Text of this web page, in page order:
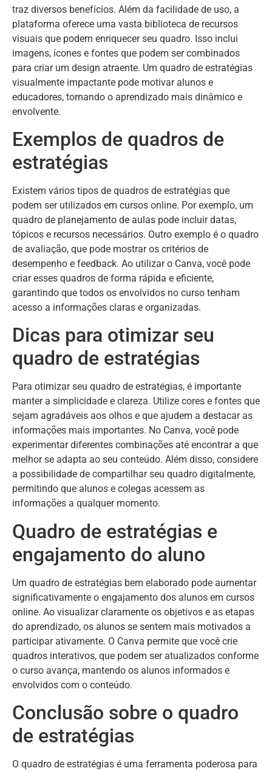
traz diversos benefícios. Além da facilidade de uso, a
plataforma oferece uma vasta biblioteca de recursos
visuais que podem enriquecer seu quadro. Isso inclui
imagens, ícones e fontes que podem ser combinados
para criar um design atraente. Um quadro de estratégias
visualmente impactante pode motivar alunos e
educadores, tornando o aprendizado mais dinâmico e
envolvente.
Exemplos de quadros de
estratégias
Existem vários tipos de quadros de estratégias que
podem ser utilizados em cursos online. Por exemplo, um
quadro de planejamento de aulas pode incluir datas,
tópicos e recursos necessários. Outro exemplo é o quadro
de avaliação, que pode mostrar os critérios de
desempenho e feedback. Ao utilizar o Canva, você pode
criar esses quadros de forma rápida e eficiente,
garantindo que todos os envolvidos no curso tenham
acesso a informações claras e organizadas.
Dicas para otimizar seu
quadro de estratégias
Para otimizar seu quadro de estratégias, é importante
manter a simplicidade e clareza. Utilize cores e fontes que
sejam agradáveis aos olhos e que ajudem a destacar as
informações mais importantes. No Canva, você pode
experimentar diferentes combinações até encontrar a que
melhor se adapta ao seu conteúdo. Além disso, considere
a possibilidade de compartilhar seu quadro digitalmente,
permitindo que alunos e colegas acessem as
informações a qualquer momento.
Quadro de estratégias e
engajamento do aluno
Um quadro de estratégias bem elaborado pode aumentar
significativamente o engajamento dos alunos em cursos
online. Ao visualizar claramente os objetivos e as etapas
do aprendizado, os alunos se sentem mais motivados a
participar ativamente. O Canva permite que você crie
quadros interativos, que podem ser atualizados conforme
o curso avança, mantendo os alunos informados e
envolvidos com o conteúdo.
Conclusão sobre o quadro
de estratégias
O quadro de estratégias é uma ferramenta poderosa para